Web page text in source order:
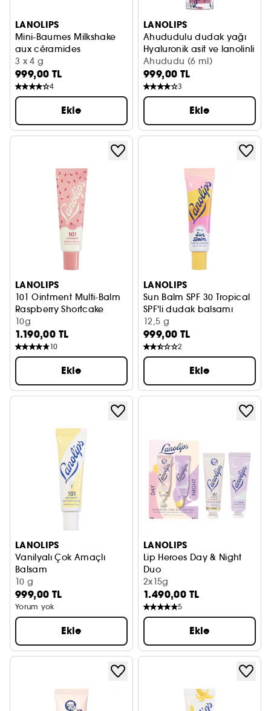
LANOLIPS
Mini-Baumes Milkshake
aux céramides
Gurme Kokulu Renkli Dudak Balmları
3 x 4 g
999,00 TL
4
Ekle
LANOLIPS
Ahududulu dudak yağı
Hyaluronik asit ve lanolinli
Ahududu (6 ml)
999,00 TL
3
Ekle
LANOLIPS
101 Ointment Multi-Balm
Raspberry Shortcake
Dudak Bakımı
10g
1.190,00 TL
10
Ekle
LANOLIPS
Sun Balm SPF 30 Tropical
SPF'li dudak balsamı
12,5 g
999,00 TL
2
Ekle
LANOLIPS
Vanilyalı Çok Amaçlı
Balsam
Dudaklar ve kuru ciltler için balsam
10 g
999,00 TL
Yorum yok
Ekle
LANOLIPS
Lip Heroes Day & Night
Duo
Dudak Bakımı
2x15g
1.490,00 TL
5
Ekle